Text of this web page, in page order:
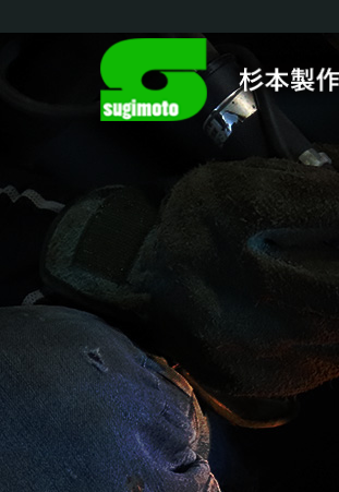
宮崎県日向市の
Main Navigation